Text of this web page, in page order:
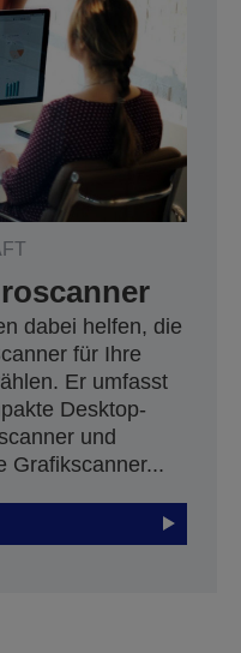
dabei helfen, die
für Ihre
Er umfasst
Desktop-
und
Grafikscanner...